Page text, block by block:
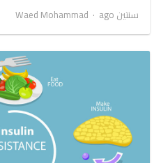
سنتين ago
Author
Waed Mohammad